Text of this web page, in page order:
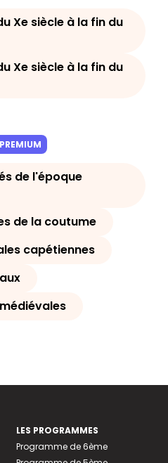
Xe siècle à la fin du
Xe siècle à la fin du
PREMIUM
de l'époque
de la coutume
capétiennes
LES PROGRAMMES
Programme de 6ème